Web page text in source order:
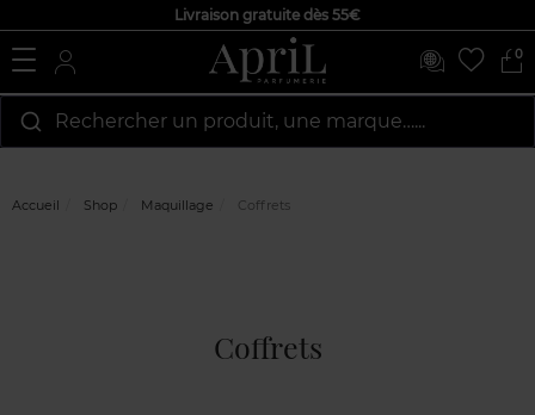
Livraison gratuite dès 55€
0
Rechercher un produit, une marque…...
Accueil Shop Maquillage Coffrets
Coffrets